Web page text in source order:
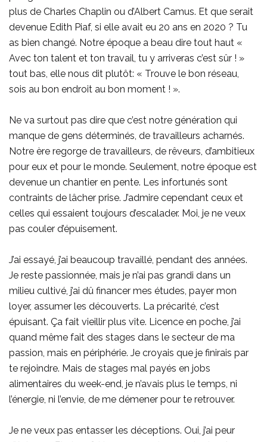
plus de Charles Chaplin ou d’Albert Camus. Et que serait
devenue Edith Piaf, si elle avait eu 20 ans en 2020 ? Tu
as bien changé. Notre époque a beau dire tout haut «
Avec ton talent et ton travail, tu y arriveras c’est sûr ! »
tout bas, elle nous dit plutôt: « Trouve le bon réseau,
sois au bon endroit au bon moment ! ».
Ne va surtout pas dire que c’est notre génération qui
manque de gens déterminés, de travailleurs acharnés.
Notre ère regorge de travailleurs, de rêveurs, d’ambitieux
pour eux et pour le monde. Seulement, notre époque est
devenue un chantier en pente. Les infortunés sont
contraints de lâcher prise. J’admire cependant ceux et
celles qui essaient toujours d’escalader. Moi, je ne veux
pas couler d’épuisement.
J’ai essayé, j’ai beaucoup travaillé, pendant des années.
Je reste passionnée, mais je n’ai pas grandi dans un
milieu cultivé, j’ai dû financer mes études, payer mon
loyer, assumer les découverts. La précarité, c’est
épuisant. Ça fait vieillir plus vite. Licence en poche, j’ai
quand même fait des stages dans le secteur de ma
passion, mais en périphérie. Je croyais que je finirais par
te rejoindre. Mais de stages mal payés en jobs
alimentaires du week-end, je n’avais plus le temps, ni
l’énergie, ni l’envie, de me démener pour te retrouver.
Je ne veux pas entasser les déceptions. Oui, j’ai peur